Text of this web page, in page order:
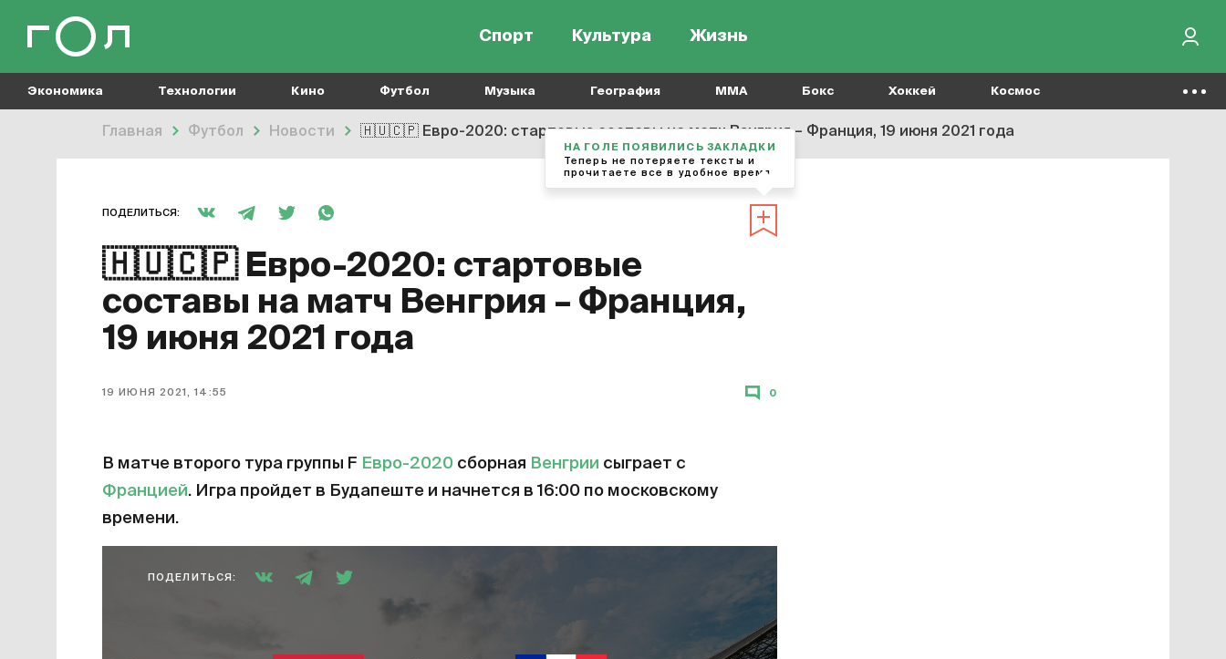
Спорт Культура Жизнь
Экономика Технологии Кино Футбол Музыка География MMA Бокс Хоккей Космос
Главная Футбол Новости 🇭🇺🇨🇵 Евро-2020: стартовые составы на матч Венгрия – Франция, 19 июня 2021 года
ПОДЕЛИТЬСЯ:
🇭🇺🇨🇵Евро-2020: стартовые
составы на матч Венгрия – Франция,
19 июня 2021 года
19 ИЮНЯ 2021, 14:55 0
В матче второго тура группы F Евро-2020 сборная Венгрии сыграет с
Францией. Игра пройдет в Будапеште и начнется в 16:00 по московскому
времени.
ПОДЕЛИТЬСЯ:
НА ГОЛЕ ПОЯВИЛИСЬ ЗАКЛАДКИ
Теперь не потеряете тексты и
прочитаете все в удобное время